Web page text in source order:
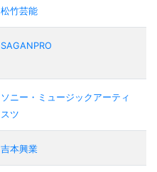
松竹芸能
SAGANPRO
ソニー・ミュージックアーティ
スツ
吉本興業